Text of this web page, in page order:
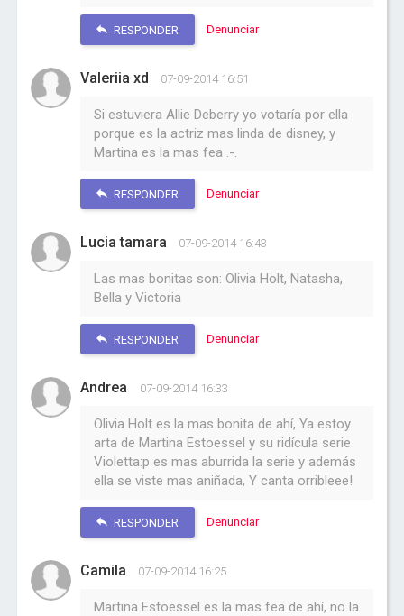
RESPONDER Denunciar
Valeriia xd 07-09-2014 16:51
Si estuviera Allie Deberry yo votaría por ella
porque es la actriz mas linda de disney, y
Martina es la mas fea .-.
RESPONDER Denunciar
Lucia tamara 07-09-2014 16:43
Las mas bonitas son: Olivia Holt, Natasha,
Bella y Victoria
RESPONDER Denunciar
Andrea 07-09-2014 16:33
Olivia Holt es la mas bonita de ahí, Ya estoy
arta de Martina Estoessel y su ridícula serie
Violetta:p es mas aburrida la serie y además
ella se viste mas aniñada, Y canta orribleee!
RESPONDER Denunciar
Camila 07-09-2014 16:25
Martina Estoessel es la mas fea de ahí, no la